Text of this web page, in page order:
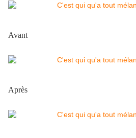
Avant
Après